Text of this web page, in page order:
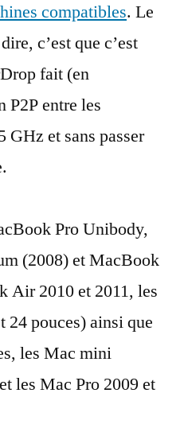
compatiblescompatibles. Le
c’est que c’est
fait (en
entre les
et sans passer
Pro Unibody,
(2008) et MacBook
Air 2010 et 2011, les
pouces) ainsi que
les Mac mini
les Mac Pro 2009 et